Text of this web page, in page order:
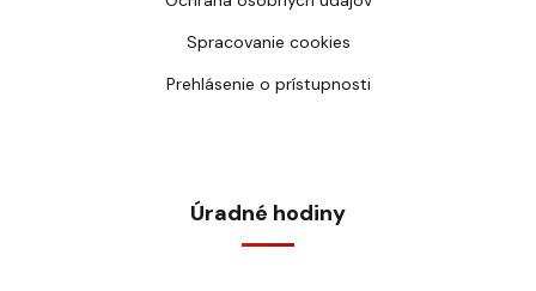
Spracovanie cookies
Prehlásenie o prístupnosti
Úradné hodiny